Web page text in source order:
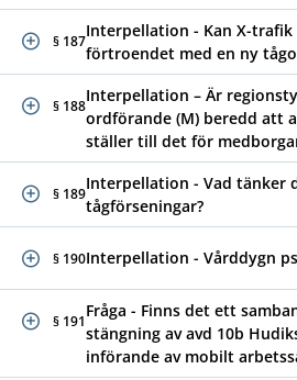
§ 187
Interpellation - Kan X-
förtroendet med en ny
§ 188
Interpellation – Är
ordförande (M) beredd att
ställer till det för
§ 189
Interpellation - Vad tänker
tågförseningar?
§ 190Interpellation - Vårddygn
§ 191
Fråga - Finns det ett
stängning av avd 10b
införande av mobilt